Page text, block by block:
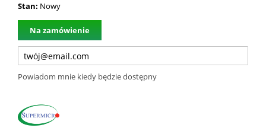
Stan: Nowy
Na zamówienie
Powiadom mnie kiedy będzie dostępny